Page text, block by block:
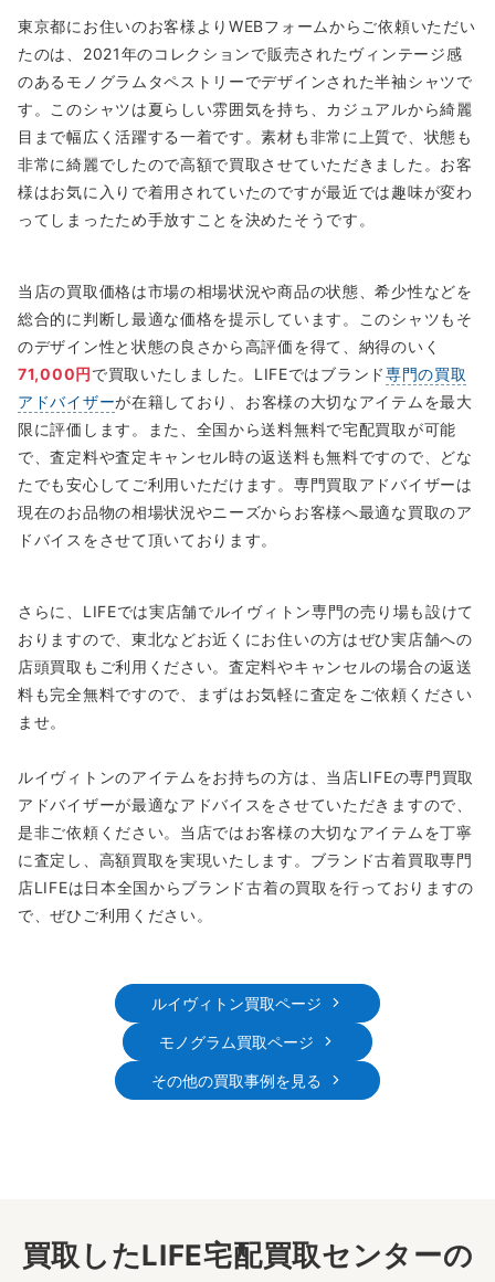
東京都にお住いのお客様よりWEBフォームからご依頼いただい
たのは、2021年のコレクションで販売されたヴィンテージ感
のあるモノグラムタペストリーでデザインされた半袖シャツで
す。このシャツは夏らしい雰囲気を持ち、カジュアルから綺麗
目まで幅広く活躍する一着です。素材も非常に上質で、状態も
非常に綺麗でしたので高額で買取させていただきました。お客
様はお気に入りで着用されていたのですが最近では趣味が変わ
ってしまったため手放すことを決めたそうです。
当店の買取価格は市場の相場状況や商品の状態、希少性などを
総合的に判断し最適な価格を提示しています。このシャツもそ
のデザイン性と状態の良さから高評価を得て、納得のいく
71,000円で買取いたしました。LIFEではブランド専門の買取
アドバイザーが在籍しており、お客様の大切なアイテムを最大
限に評価します。また、全国から送料無料で宅配買取が可能
で、査定料や査定キャンセル時の返送料も無料ですので、どな
たでも安心してご利用いただけます。専門買取アドバイザーは
現在のお品物の相場状況やニーズからお客様へ最適な買取のア
ドバイスをさせて頂いております。
さらに、LIFEでは実店舗でルイヴィトン専門の売り場も設けて
おりますので、東北などお近くにお住いの方はぜひ実店舗への
店頭買取もご利用ください。査定料やキャンセルの場合の返送
料も完全無料ですので、まずはお気軽に査定をご依頼ください
ませ。
ルイヴィトンのアイテムをお持ちの方は、当店LIFEの専門買取
アドバイザーが最適なアドバイスをさせていただきますので、
是非ご依頼ください。当店ではお客様の大切なアイテムを丁寧
に査定し、高額買取を実現いたします。ブランド古着買取専門
店LIFEは日本全国からブランド古着の買取を行っておりますの
で、ぜひご利用ください。
ルイヴィトン買取ページ
モノグラム買取ページ
その他の買取事例を見る
買取したLIFE宅配買取センターの